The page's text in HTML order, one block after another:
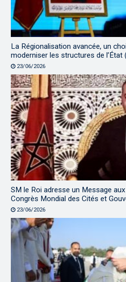
La Régionalisation avancée, un
moderniser les structures de l’État
23/06/2026
SM le Roi adresse un Message
Congrès Mondial des Cités et
23/06/2026